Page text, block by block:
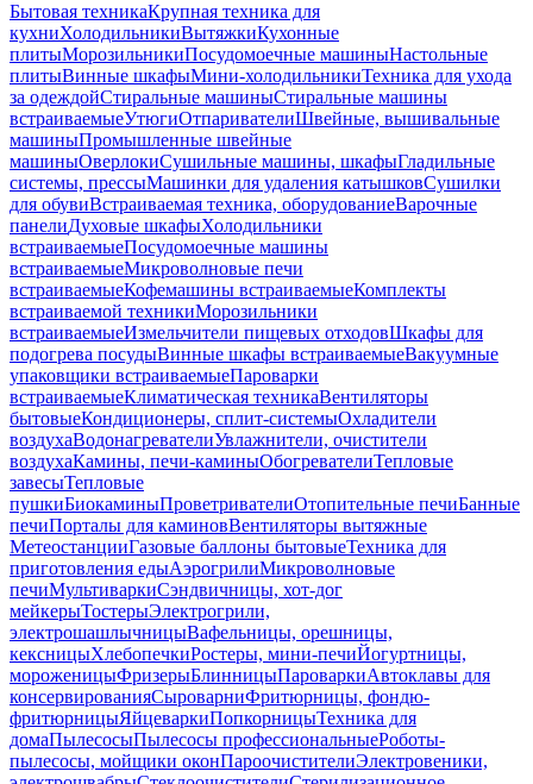
Бытовая техникаКрупная техника для
кухниХолодильникиВытяжкиКухонные
плитыМорозильникиПосудомоечные машиныНастольные
плитыВинные шкафыМини-холодильникиТехника для ухода
за одеждойСтиральные машиныСтиральные машины
встраиваемыеУтюгиОтпаривателиШвейные, вышивальные
машиныПромышленные швейные
машиныОверлокиСушильные машины, шкафыГладильные
системы, прессыМашинки для удаления катышковСушилки
для обувиВстраиваемая техника, оборудованиеВарочные
панелиДуховые шкафыХолодильники
встраиваемыеПосудомоечные машины
встраиваемыеМикроволновые печи
встраиваемыеКофемашины встраиваемыеКомплекты
встраиваемой техникиМорозильники
встраиваемыеИзмельчители пищевых отходовШкафы для
подогрева посудыВинные шкафы встраиваемыеВакуумные
упаковщики встраиваемыеПароварки
встраиваемыеКлиматическая техникаВентиляторы
бытовыеКондиционеры, сплит-системыОхладители
воздухаВодонагревателиУвлажнители, очистители
воздухаКамины, печи-каминыОбогревателиТепловые
завесыТепловые
пушкиБиокаминыПроветривателиОтопительные печиБанные
печиПорталы для каминовВентиляторы вытяжные
МетеостанцииГазовые баллоны бытовыеТехника для
приготовления едыАэрогрилиМикроволновые
печиМультиваркиСэндвичницы, хот-дог
мейкерыТостерыЭлектрогрили,
электрошашлычницыВафельницы, орешницы,
кексницыХлебопечкиРостеры, мини-печиЙогуртницы,
мороженицыФризерыБлинницыПароваркиАвтоклавы для
консервированияСыроварниФритюрницы, фондю-
фритюрницыЯйцеваркиПопкорницыТехника для
домаПылесосыПылесосы профессиональныеРоботы-
пылесосы, мойщики оконПароочистителиЭлектровеники,